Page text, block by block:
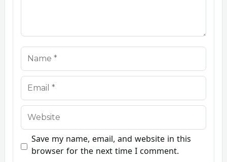
Name
Email
Website
Save my name, email, and website in this
browser for the next time I comment.